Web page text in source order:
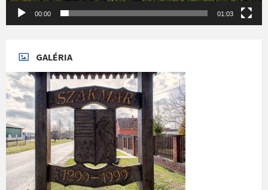
00:00 01:03
GALÉRIA